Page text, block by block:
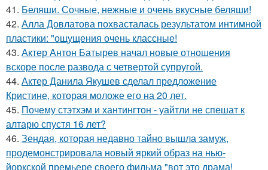
41. Беляши. Сочные, нежные и очень вкусные беляши!
42. Алла Довлатова похвасталась результатом интимной
пластики: "ощущения очень классные!
43. Актер Антон Батырев начал новые отношения
вскоре после развода с четвертой супругой.
44. Актер Данила Якушев сделал предложение
Кристине, которая моложе его на 20 лет.
45. Почему стэтхэм и хантингтон - уайтли не спешат к
алтарю спустя 16 лет?
46. Зендая, которая недавно тайно вышла замуж,
продемонстрировала новый яркий образ на нью-
йоркской премьере своего фильма "вот это драма!